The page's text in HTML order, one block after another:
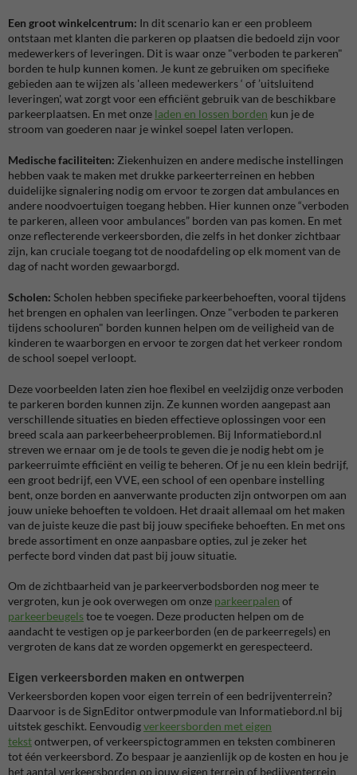
Een groot winkelcentrum: In dit scenario kan er een probleem
ontstaan met klanten die parkeren op plaatsen die bedoeld zijn voor
medewerkers of leveringen. Dit is waar onze "verboden te parkeren"
borden te hulp kunnen komen. Je kunt ze gebruiken om specifieke
gebieden aan te wijzen als 'alleen medewerkers ‘ of ’uitsluitend
leveringen', wat zorgt voor een efficiënt gebruik van de beschikbare
parkeerplaatsen. En met onze laden en lossen borden kun je de
stroom van goederen naar je winkel soepel laten verlopen.
Medische faciliteiten: Ziekenhuizen en andere medische instellingen
hebben vaak te maken met drukke parkeerterreinen en hebben
duidelijke signalering nodig om ervoor te zorgen dat ambulances en
andere noodvoertuigen toegang hebben. Hier kunnen onze “verboden
te parkeren, alleen voor ambulances” borden van pas komen. En met
onze reflecterende verkeersborden, die zelfs in het donker zichtbaar
zijn, kan cruciale toegang tot de noodafdeling op elk moment van de
dag of nacht worden gewaarborgd.
Scholen: Scholen hebben specifieke parkeerbehoeften, vooral tijdens
het brengen en ophalen van leerlingen. Onze "verboden te parkeren
tijdens schooluren" borden kunnen helpen om de veiligheid van de
kinderen te waarborgen en ervoor te zorgen dat het verkeer rondom
de school soepel verloopt.
Deze voorbeelden laten zien hoe flexibel en veelzijdig onze verboden
te parkeren borden kunnen zijn. Ze kunnen worden aangepast aan
verschillende situaties en bieden effectieve oplossingen voor een
breed scala aan parkeerbeheerproblemen. Bij Informatiebord.nl
streven we ernaar om je de tools te geven die je nodig hebt om je
parkeerruimte efficiënt en veilig te beheren. Of je nu een klein bedrijf,
een groot bedrijf, een VVE, een school of een openbare instelling
bent, onze borden en aanverwante producten zijn ontworpen om aan
jouw unieke behoeften te voldoen. Het draait allemaal om het maken
van de juiste keuze die past bij jouw specifieke behoeften. En met ons
brede assortiment en onze aanpasbare opties, zul je zeker het
perfecte bord vinden dat past bij jouw situatie.
Om de zichtbaarheid van je parkeerverbodsborden nog meer te
vergroten, kun je ook overwegen om onze parkeerpalen of
parkeerbeugelstoe te voegen. Deze producten helpen om de
aandacht te vestigen op je parkeerborden (en de parkeerregels) en
vergroten de kans dat ze worden opgemerkt en gerespecteerd.
Eigen verkeersborden maken en ontwerpen
Verkeersborden kopen voor eigen terrein of een bedrijventerrein?
Daarvoor is de SignEditor ontwerpmodule van Informatiebord.nl bij
uitstek geschikt. Eenvoudigverkeersborden met eigen
tekstontwerpen, of verkeerspictogrammen en teksten combineren
tot één verkeersbord. Zo bespaar je aanzienlijk op de kosten en hou je
het aantal verkeersborden op jouw eigen terrein of bedijventerrein